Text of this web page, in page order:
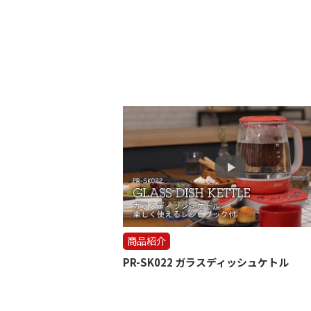
商品紹介
PR-SK022 ガラスディッシュケトル